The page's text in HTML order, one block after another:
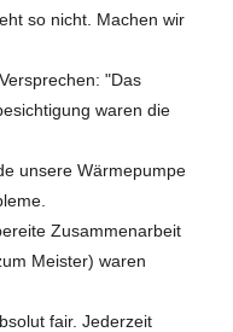
so nicht. Machen wir
"Das
waren die
unsere Wärmepumpe
Zusammenarbeit
Meister) waren
fair. Jederzeit